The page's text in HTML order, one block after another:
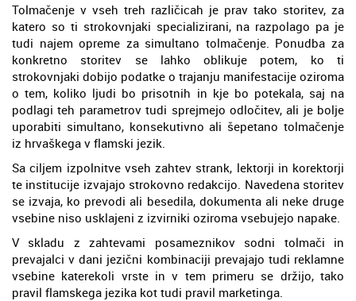
Tolmačenje v vseh treh različicah je prav tako storitev, za
katero so ti strokovnjaki specializirani, na razpolago pa je
tudi najem opreme za simultano tolmačenje. Ponudba za
konkretno storitev se lahko oblikuje potem, ko ti
strokovnjaki dobijo podatke o trajanju manifestacije oziroma
o tem, koliko ljudi bo prisotnih in kje bo potekala, saj na
podlagi teh parametrov tudi sprejmejo odločitev, ali je bolje
uporabiti simultano, konsekutivno ali šepetano tolmačenje
iz hrvaškega v flamski jezik.
Sa ciljem izpolnitve vseh zahtev strank, lektorji in korektorji
te institucije izvajajo strokovno redakcijo. Navedena storitev
se izvaja, ko prevodi ali besedila, dokumenta ali neke druge
vsebine niso usklajeni z izvirniki oziroma vsebujejo napake.
V skladu z zahtevami posameznikov sodni tolmači in
prevajalci v dani jezični kombinaciji prevajajo tudi reklamne
vsebine katerekoli vrste in v tem primeru se držijo, tako
pravil flamskega jezika kot tudi pravil marketinga.